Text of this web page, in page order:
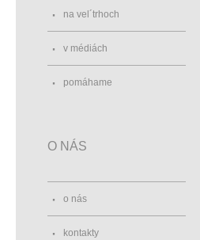
na vel´trhoch
v médiách
pomáhame
O NÁS
o nás
kontakty